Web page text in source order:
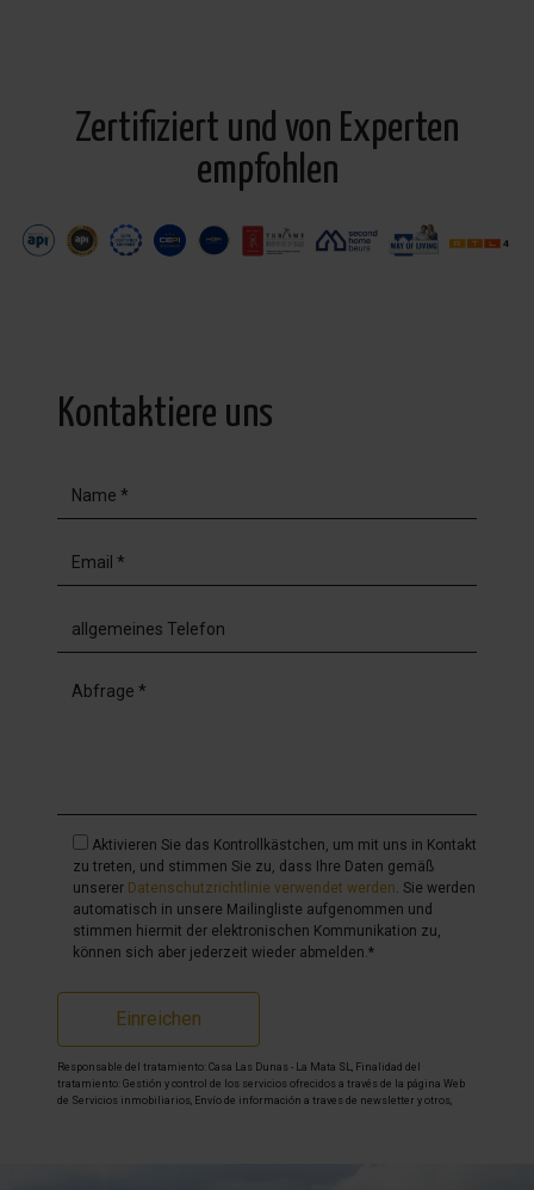
Zertifiziert und von Experten
empfohlen
Kontaktiere uns
Aktivieren Sie das Kontrollkästchen, um mit uns in Kontakt
zu treten, und stimmen Sie zu, dass Ihre Daten gemäß
unserer Datenschutzrichtlinie verwendet werden. Sie werden
automatisch in unsere Mailingliste aufgenommen und
stimmen hiermit der elektronischen Kommunikation zu,
können sich aber jederzeit wieder abmelden.*
Einreichen
Responsable del tratamiento: Casa Las Dunas - La Mata SL, Finalidad del
tratamiento: Gestión y control de los servicios ofrecidos a través de la página Web
de Servicios inmobiliarios, Envío de información a traves de newsletter y otros,